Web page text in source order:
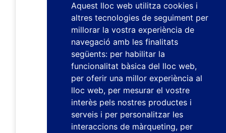
Aquest lloc web utilitza cookies i
altres tecnologies de seguiment per
millorar la vostra experiència de
navegació amb les finalitats
següents: per habilitar la
funcionalitat bàsica del lloc web,
per oferir una millor experiència al
lloc web, per mesurar el vostre
interès pels nostres productes i
serveis i per personalitzar les
interaccions de màrqueting, per